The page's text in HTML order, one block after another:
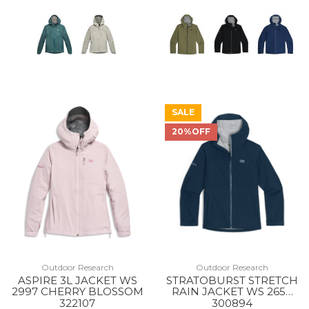
Outdoor Research
ASPIRE 3L JACKET WS
2997 CHERRY BLOSSOM
322107
SALE
20%OFF
Outdoor Research
STRATOBURST STRETCH
RAIN JACKET WS 2650
CENOTE
300894